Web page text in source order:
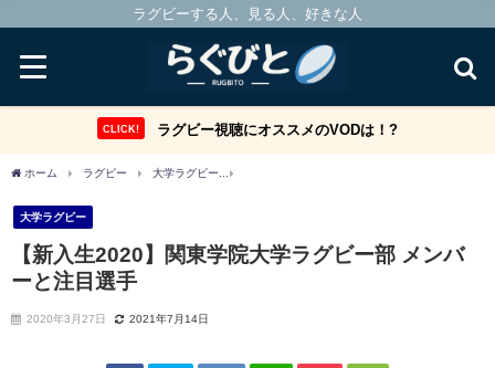
ラグビーする人、見る人、好きな人
CLICK! ラグビー視聴にオススメのVODは！?
ホーム ラグビー 大学ラグビー
大学ラグビー
【新入生2020】関東学院大学ラグビー部 メンバ
ーと注目選手
2020年3月27日 2021年7月14日